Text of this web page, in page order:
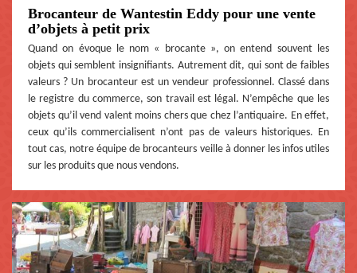
Brocanteur de Wantestin Eddy pour une vente
d’objets à petit prix
Quand on évoque le nom « brocante », on entend souvent les
objets qui semblent insignifiants. Autrement dit, qui sont de faibles
valeurs ? Un brocanteur est un vendeur professionnel. Classé dans
le registre du commerce, son travail est légal. N’empêche que les
objets qu’il vend valent moins chers que chez l’antiquaire. En effet,
ceux qu’ils commercialisent n’ont pas de valeurs historiques. En
tout cas, notre équipe de brocanteurs veille à donner les infos utiles
sur les produits que nous vendons.